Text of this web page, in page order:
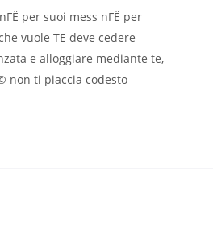
per suoi mess nГЁ per
vuole TE deve cedere
e alloggiare mediante te,
non ti piaccia codesto